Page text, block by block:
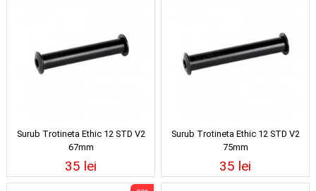
Surub Trotineta Ethic 12 STD V2
67mm
35 lei
Surub Trotineta Ethic 12 STD V2
75mm
35 lei